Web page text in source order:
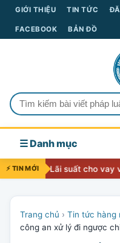
GIỚI THIỆU TIN TỨC
FACEBOOK BẢN ĐỒ
☰ Danh mục
⚡ TIN MỚI
suất cho vay vượt quá quy
Trang chủ › Tin tức hàng
công an xử lý đi ngược